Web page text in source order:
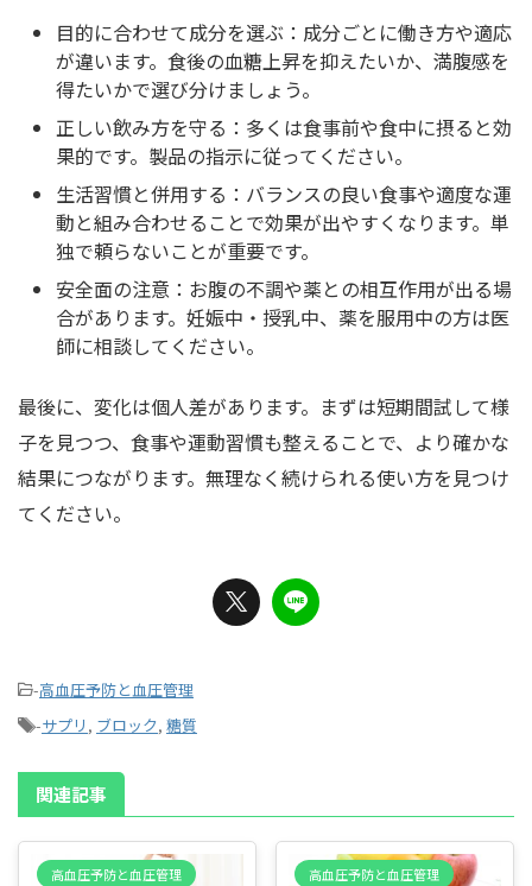
目的に合わせて成分を選ぶ：成分ごとに働き方や適応
が違います。食後の血糖上昇を抑えたいか、満腹感を
得たいかで選び分けましょう。
正しい飲み方を守る：多くは食事前や食中に摂ると効
果的です。製品の指示に従ってください。
生活習慣と併用する：バランスの良い食事や適度な運
動と組み合わせることで効果が出やすくなります。単
独で頼らないことが重要です。
安全面の注意：お腹の不調や薬との相互作用が出る場
合があります。妊娠中・授乳中、薬を服用中の方は医
師に相談してください。
最後に、変化は個人差があります。まずは短期間試して様
子を見つつ、食事や運動習慣も整えることで、より確かな
結果につながります。無理なく続けられる使い方を見つけ
てください。
-高血圧予防と血圧管理
-サプリ , ブロック, 糖質
関連記事
高血圧予防と血圧管理 高血圧予防と血圧管理